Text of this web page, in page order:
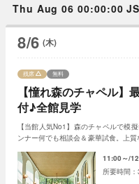
Thu Aug 06 00:00:00
8/6 (木)
【憧れ森のチャペル】
付♪全館見学
残席 無料
【当館人気No1】森のチャペルで模
ンナー何でも相談会＆豪華試食。上
11:00～